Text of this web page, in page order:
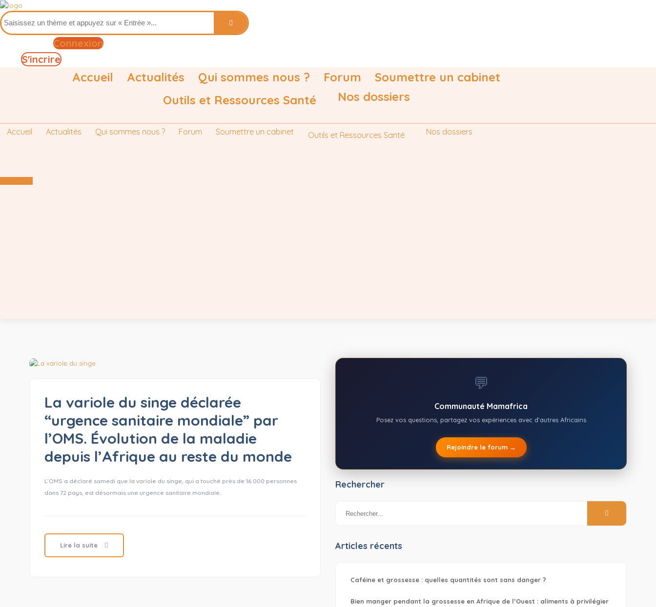
Connexion
S'incrire
Accueil Actualités Qui sommes nous ? Forum
Soumettre un cabinet
Outils et Ressources Santé
Nos dossiers
Accueil Actualités Qui sommes nous ? Forum Soumettre un cabinet Outils et Ressources Santé Nos dossiers
La variole du singe déclarée
“urgence sanitaire mondiale” par
l’OMS. Évolution de la maladie
depuis l’Afrique au reste du monde
L’OMS a déclaré samedi que la variole du singe, qui a touché près de 16 000 personnes
dans 72 pays, est désormais une urgence sanitaire mondiale.
Lire la suite
💬
Communauté Mamafrica
Posez vos questions, partagez vos expériences avec d’autres Africains
Rejoindre le forum →
Rechercher
Articles récents
Caféine et grossesse : quelles quantités sont sans danger ?
Bien manger pendant la grossesse en Afrique de l’Ouest : aliments à privilégier